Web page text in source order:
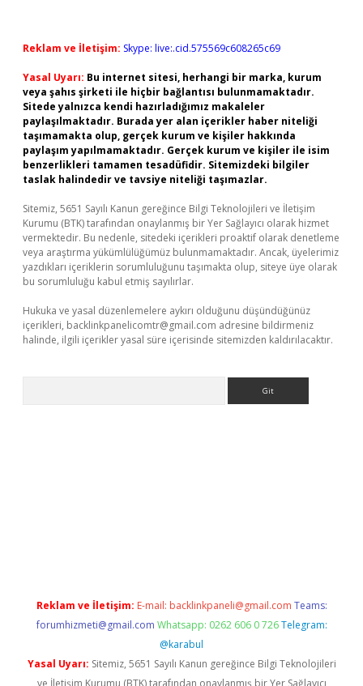
Reklam ve İletişim: Skype: live:.cid.575569c608265c69
Yasal Uyarı: Bu internet sitesi, herhangi bir marka, kurum
veya şahıs şirketi ile hiçbir bağlantısı bulunmamaktadır.
Sitede yalnızca kendi hazırladığımız makaleler
paylaşılmaktadır. Burada yer alan içerikler haber niteliği
taşımamakta olup, gerçek kurum ve kişiler hakkında
paylaşım yapılmamaktadır. Gerçek kurum ve kişiler ile isim
benzerlikleri tamamen tesadüfidir. Sitemizdeki bilgiler
taslak halindedir ve tavsiye niteliği taşımazlar.
Sitemiz, 5651 Sayılı Kanun gereğince Bilgi Teknolojileri ve İletişim
Kurumu (BTK) tarafından onaylanmış bir Yer Sağlayıcı olarak hizmet
vermektedir. Bu nedenle, sitedeki içerikleri proaktif olarak denetleme
veya araştırma yükümlülüğümüz bulunmamaktadır. Ancak, üyelerimiz
yazdıkları içeriklerin sorumluluğunu taşımakta olup, siteye üye olarak
bu sorumluluğu kabul etmiş sayılırlar.
Hukuka ve yasal düzenlemelere aykırı olduğunu düşündüğünüz
içerikleri, backlinkpanelicomtr@gmail.com adresine bildirmeniz
halinde, ilgili içerikler yasal süre içerisinde sitemizden kaldırılacaktır.
Reklam ve İletişim: E-mail: backlinkpaneli@gmail.com Teams:
forumhizmeti@gmail.com Whatsapp: 0262 606 0 726 Telegram:
@karabul
Yasal Uyarı: Sitemiz, 5651 Sayılı Kanun gereğince Bilgi Teknolojileri
ve İletişim Kurumu (BTK) tarafından onaylanmış bir Yer Sağlayıcı